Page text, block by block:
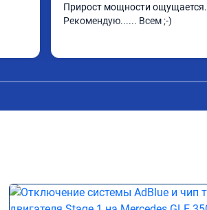
Прирост мощности ощущается.
Рекомендую...... Всем ;-)